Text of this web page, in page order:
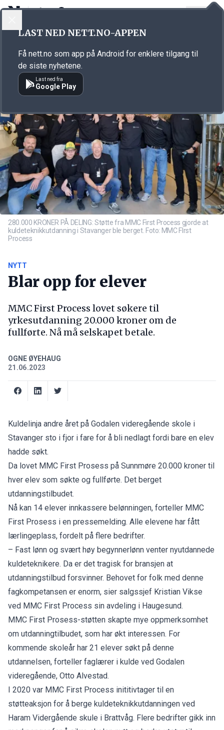
Annonsørinnhold
280.000 KRONER PÅ DELING: Støtte fra MMC First Process gjorde at
kuldeteknikkutdanning i Stavanger ble berget. Foto: MMC FIrst
Process
NYTT
Blar opp for elever
MMC First Process lovet søkere til
yrkesutdanning 20.000 kroner om de
fullførte. Nå må selskapet betale.
OGNE ØYEHAUG
21.06.2023
Kuldelinja andre året på Godalen videregående skole i
Stavanger sto i fjor i fare for å bli nedlagt fordi bare en elev
hadde søkt.
Da lovet MMC First Prosess på Sunnmøre 20.000 kroner til
hver elev som søkte og fullførte. Det berget
utdanningstilbudet.
Nå kan 14 elever innkassere belønningen, forteller MMC
First Prosess i en pressemelding. Alle elevene har fått
lærlingeplass, fordelt på flere bedrifter.
– Fast lønn og svært høy begynnerlønn venter nyutdannede
kuldeteknikere. Da er det tragisk for bransjen at
utdanningstilbud forsvinner. Behovet for folk med denne
fagkompetansen er enorm, sier salgssjef Kristian Vikse
ved MMC First Process sin avdeling i Haugesund.
MMC First Prosess-støtten skapte mye oppmerksomhet
om utdanningtilbudet, som har økt interessen. For
kommende skoleår har 21 elever søkt på denne
utdannelsen, forteller faglærer i kulde ved Godalen
videregående, Otto Alvestad.
I 2020 var MMC First Process inititivtager til en
støtteaksjon for å berge kuldeteknikkutdanningen ved
Haram Vidergående skule i Brattvåg. Flere bedrifter gikk inn
LAST NED NETT.NO-APPEN
Få nett.no som app på Android for enklere tilgang til
de siste nyhetene.
Last ned fra
Google Play